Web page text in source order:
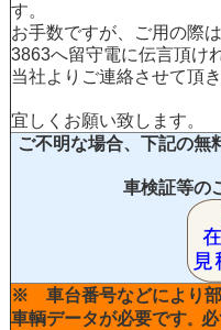
す。
お手数ですが、ご用の際
3863へ留守電に伝言頂け
当社よりご連絡させて頂き
宜しくお願い致します。
ご不明な場合、下記の無
車検証等の
※ 車台番号などにより部
車輌データが必要です。